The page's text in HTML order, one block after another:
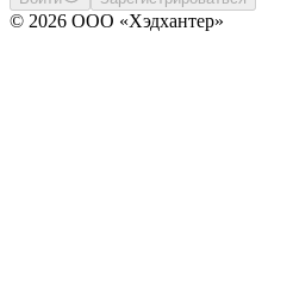
© 2026 ООО «Хэдхантер»